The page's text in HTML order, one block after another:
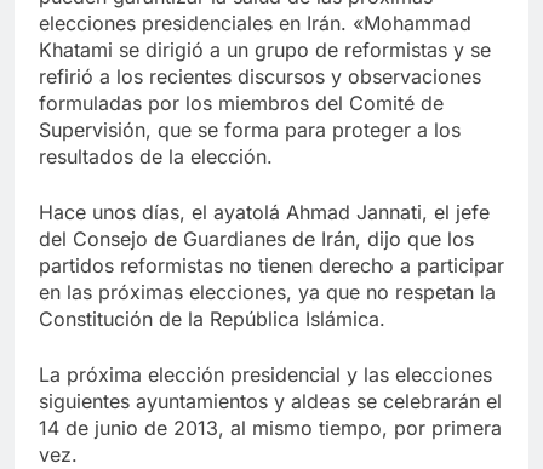
elecciones presidenciales en Irán. «Mohammad
Khatami se dirigió a un grupo de reformistas y se
refirió a los recientes discursos y observaciones
formuladas por los miembros del Comité de
Supervisión, que se forma para proteger a los
resultados de la elección.
Hace unos días, el ayatolá Ahmad Jannati, el jefe
del Consejo de Guardianes de Irán, dijo que los
partidos reformistas no tienen derecho a participar
en las próximas elecciones, ya que no respetan la
Constitución de la República Islámica.
La próxima elección presidencial y las elecciones
siguientes ayuntamientos y aldeas se celebrarán el
14 de junio de 2013, al mismo tiempo, por primera
vez.